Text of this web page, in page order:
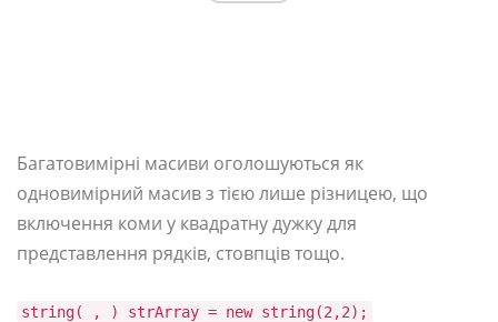
Багатовимірні масиви оголошуються як
одновимірний масив з тією лише різницею, що
включення коми у квадратну дужку для
представлення рядків, стовпців тощо.
string( , ) strArray = new string(2,2);